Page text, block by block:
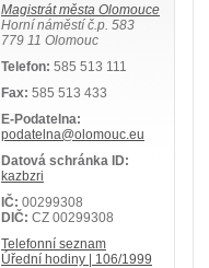
Magistrát města Olomouce
Horní náměstí č.p. 583
779 11 Olomouc
Telefon: 585 513 111
Fax: 585 513 433
E-Podatelna:
podatelna@olomouc.eu
Datová schránka ID:
kazbzri
IČ: 00299308
DIČ: CZ 00299308
Telefonní seznam
Úřední hodiny | 106/1999